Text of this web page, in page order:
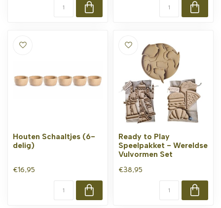
Houten Schaaltjes (6-
delig)
€16,95
Ready to Play
Speelpakket - Wereldse
Vulvormen Set
€38,95